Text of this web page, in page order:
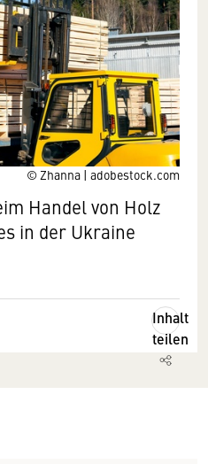
© Zhanna | adobestock.com
Handel von Holz
in der Ukraine
Inhalt
teilen